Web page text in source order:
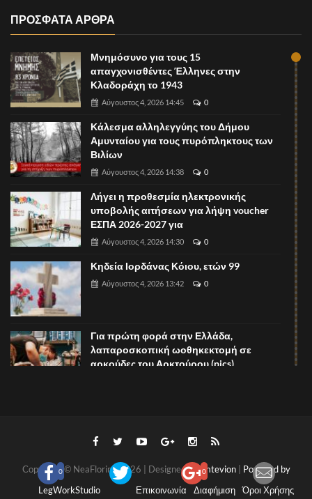
0 0
ΠΡΟΣΦΑΤΑ ΑΡΘΡΑ
Μνημόσυνο για τους 15
απαγχονισθέντες Έλληνες στην
Κλαδοράχη το 1943
Αύγουστος 4, 2026 14:45 0
Κάλεσμα αλληλεγγύης του Δήμου
Αμυνταίου για τους πυρόπληκτους των
Βιλίων
Αύγουστος 4, 2026 14:38 0
Λήγει η προθεσμία ηλεκτρονικής
υποβολής αιτήσεων για λήψη voucher
ΕΣΠΑ 2026-2027 για
Αύγουστος 4, 2026 14:30 0
Κηδεία Ιορδάνας Κόιου, ετών 99
Αύγουστος 4, 2026 13:42 0
Για πρώτη φορά στην Ελλάδα,
λαπαροσκοπική ωοθηκεκτομή σε
αρκούδες του Αρκτούρου (pics)
Αύγουστος 4, 2026 11:28
Κηδεία Γεωργίου Πετρίδη, ετών 62
Αύγουστος 4, 2026 10:48 0
Copyright © NeaFlorina 2026 | Designed ByImtevion| Powered by
LegWorkStudio
Επικοινωνία Διαφήμιση Όροι Χρήσης